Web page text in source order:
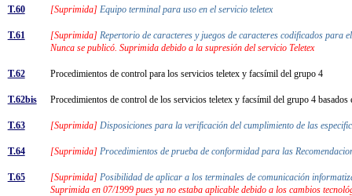
T.60 [Suprimida] Equipo terminal para uso en el servicio teletex
T.61 [Suprimida] Repertorio de caracteres y juegos de caracteres codificados para
Nunca se publicó. Suprimida debido a la supresión del servicio Teletex
T.62 Procedimientos de control para los servicios teletex y facsímil del grupo 4
T.62bis Procedimientos de control de los servicios teletex y facsímil del grupo 4
T.63 [Suprimida] Disposiciones para la verificación del cumplimiento de las
T.64 [Suprimida] Procedimientos de prueba de conformidad para las
T.65 [Suprimida] Posibilidad de aplicar a los terminales de comunicación
Suprimida en 07/1999 pues ya no estaba aplicable debido a los cambios